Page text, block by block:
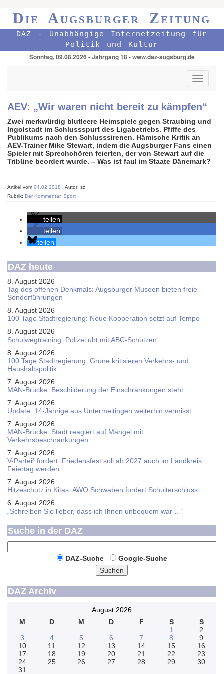
Die Augsburger Zeitung
DAZ - Unabhängige Internetzeitung für
Politik und Kultur
Sonntag, 09.08.2026 - Jahrgang 18 - www.daz-augsburg.de
Toggle
AEV: „Wir waren nicht bereit zu kämpfen“
Zwei merkwürdig blutleere Heimspiele gegen Straubing und
Ingolstadt im Schlussspurt des Ligabetriebs. Pfiffe des
Publikums nach den Schlusssirenen. Hämische Kritik an
AEV-Trainer Mike Stewart, indem die Augsburger Fans einen
Spieler mit Sprechchören feierten, der von Stewart auf die
Tribüne beordert wurde. – Was ist faul im Staate Dänemark?
Artikel vom 04.02.2018 | Autor: sz
Rubrik: Der Kommentar, Sport
teilen
teilen
teilen
DAZ heute
8. August 2026
Tag des offenen Denkmals: Augsburger Museen bieten freie
Sonderführungen
8. August 2026
100 Tage Stadtregierung: Neue Kooperation setzt auf Tempo
8. August 2026
Schul­weg­trai­ning: Poli­zei übt mit ABC-Schüt­zen
8. August 2026
100 Tage Stadtregierung: Grüne kritisieren Verkehrs- und
Haushaltspolitik
7. August 2026
MAN-Brücke: Beschilderung der Einschränkungen steht
7. August 2026
Update: 14-Jährige aus Untermeitingen weiterhin vermisst
7. August 2026
MAN-Brücke: Stadt reagiert auf Mängel mit
Verkehrsbeschränkungen
7. August 2026
V-Partei­³ fordert: Friedens­fest soll ab 2027 auch im Land­kreis
Feier­tag werden
7. August 2026
Hitzeschutz in Kitas: AWO Schwaben fordert Schulterschluss
6. August 2026
„Schreiben Sie lieber, dass ich Ihnen unbequem war …“
Suche in der DAZ
DAZ-Suche
Google-Suche
Suchen
DAZ Archiv
August 2026
M
D M D F S
S
1
2
3
4 5 6 7 8
9
10
11 12 13 14 15
16
17
18 19 20 21 22
23
24
25 26 27 28 29
30
31